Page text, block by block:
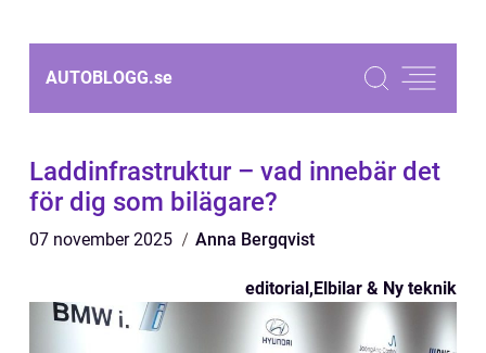
AUTOBLOGG.se
Laddinfrastruktur – vad innebär det
för dig som bilägare?
07 november 2025 Anna Bergqvist
editorial,Elbilar & Ny teknik